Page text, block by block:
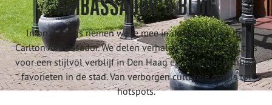
AMBASSADOR'S BLOG
In onze blogs nemen we je mee in de wereld van het
Carlton Ambassador. We delen verhalen van binnenuit, tips
voor een stijlvol verblijf in Den Haag en onze persoonlijke
favorieten in de stad. Van verborgen culturele parels tot
hotspots.